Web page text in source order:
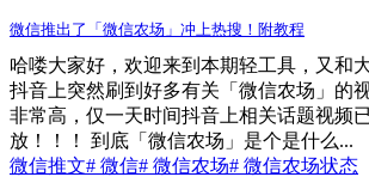
微信推出了「微信农场」冲上热搜！附教程
哈喽大家好，欢迎来到本期轻工具，又和
抖音上突然刷到好多有关「微信农场」的
非常高，仅一天时间抖音上相关话题视频
放！！！ 到底「微信农场」是个是什么...
微信推文# 微信# 微信农场# 微信农场状态